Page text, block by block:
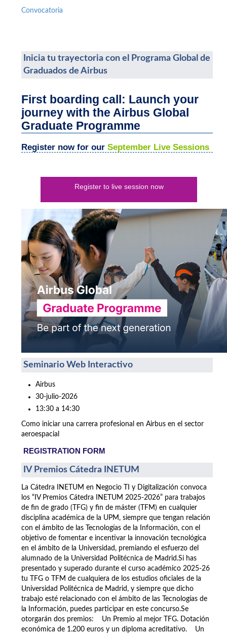
Convocatoria
Inicia tu trayectoria con el Programa Global de
Graduados de Airbus
First boarding call: Launch your
journey with the Airbus Global
Graduate Programme
Register now for our September Live Sessions
Register to live session now
Seminario Web Interactivo
Airbus
30-julio-2026
13:30 a 14:30
Como iniciar una carrera profesional en Airbus en el sector
aeroespacial
REGISTRATION FORM
IV Premios Cátedra INETUM
La Cátedra INETUM en Negocio TI y Digitalización convoca
los “IV Premios Cátedra INETUM 2025-2026” para trabajos
de fin de grado (TFG) y fin de máster (TFM) en cualquier
disciplina académica de la UPM, siempre que tengan relación
con el ámbito de las Tecnologías de la Información, con el
objetivo de fomentar e incentivar la innovación tecnológica
en el ámbito de la Universidad, premiando el esfuerzo del
alumnado de la Universidad Politécnica de Madrid.Si has
presentado y superado durante el curso académico 2025-26
tu TFG o TFM de cualquiera de los estudios oficiales de la
Universidad Politécnica de Madrid, y siempre que dicho
trabajo esté relacionado con el ámbito de las Tecnologías de
la Información, puedes participar en este concurso.Se
otorgarán dos premios: Un Premio al mejor TFG. Dotación
económica de 1.200 euros y un diploma acreditativo. Un